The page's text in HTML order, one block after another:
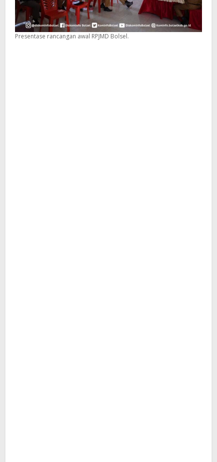
Presentase rancangan awal RPJMD Bolsel.